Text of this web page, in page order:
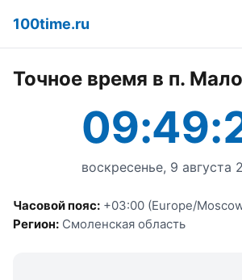
100time.ru
Точное время в п.
воскресенье, 9 августа
Часовой пояс: +03:00 (Europe/
Регион: Смоленская область